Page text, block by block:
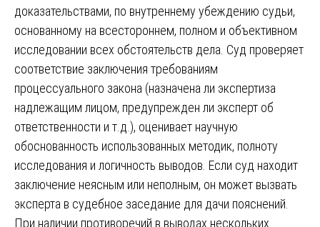
доказательствами, по внутреннему убеждению судьи,
основанному на всестороннем, полном и объективном
исследовании всех обстоятельств дела. Суд проверяет
соответствие заключения требованиям
процессуального закона (назначена ли экспертиза
надлежащим лицом, предупрежден ли эксперт об
ответственности и т.д.), оценивает научную
обоснованность использованных методик, полноту
исследования и логичность выводов. Если суд находит
заключение неясным или неполным, он может вызвать
эксперта в судебное заседание для дачи пояснений.
При наличии противоречий в выводах нескольких